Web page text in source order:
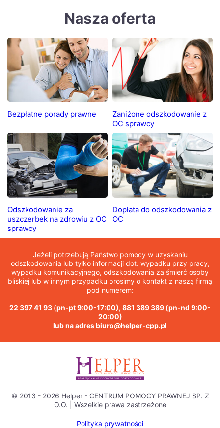
Nasza oferta
Bezpłatne porady prawne
Zaniżone odszkodowanie z
OC sprawcy
Odszkodowanie za
uszczerbek na zdrowiu z OC
sprawcy
Dopłata do odszkodowania z
OC
Jeżeli potrzebują Państwo pomocy w uzyskaniu
odszkodowania lub tylko informacji dot. wypadku przy pracy,
wypadku komunikacyjnego, odszkodowania za śmierć osoby
bliskiej lub w innym przypadku prosimy o kontakt z naszą firmą
pod numerem:
22 397 41 93 (pn-pt 9:00-17:00), 881 389 389 (pn-nd 9:00-
20:00)
lub na adresbiuro@helper-cpp.pl
© 2013 - 2026 Helper - CENTRUM POMOCY PRAWNEJ SP. Z
O.O. | Wszelkie prawa zastrzeżone
Polityka prywatności